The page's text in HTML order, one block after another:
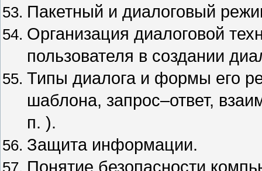
Пакетный и диалоговый
Организация диалоговой
пользователя в создании
Типы диалога и формы его
шаблона, запрос–ответ,
п. ).
Защита информации.
Понятие безопасности